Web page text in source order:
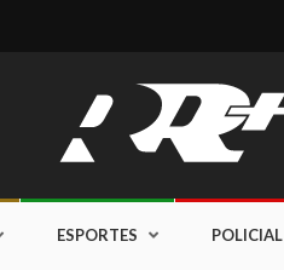
ESPORTES POLICIAL